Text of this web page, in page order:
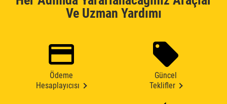
Ve Uzman Yardımı
Ödeme
Hesaplayıcısı
Güncel
Teklifler